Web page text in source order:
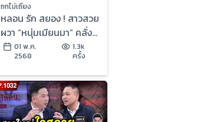
ถกไม่เถียง
หลอน รัก สยอง ! สาวสวย
ผวา “หนุ่มเมียนมา” คลั่ง
รัก ราวีหนัก โดนจับแต่จะ
“สู่ขอ”
01 พ.ค.
2568
1.3k
ครั้ง